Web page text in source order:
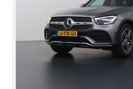
BTW (aftrekbaar) / Marge (BTW
Merk & Model
Mercedes-Benz close